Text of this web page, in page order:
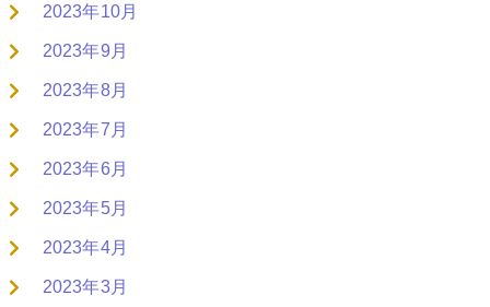
2023年10月
2023年9月
2023年8月
2023年7月
2023年6月
2023年5月
2023年4月
2023年3月